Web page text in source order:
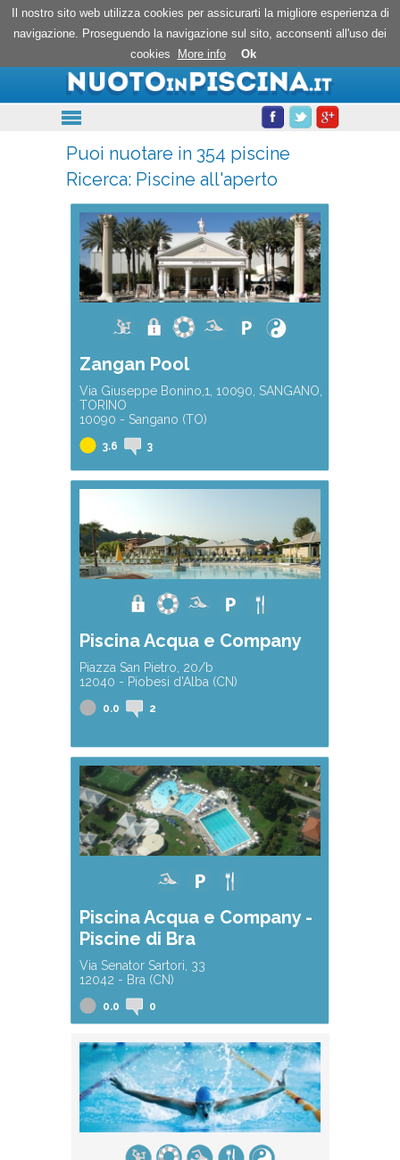
Nuoto in piscina
Puoi nuotare in 354 piscine
Ricerca: Piscine all'aperto
Zangan Pool
Via Giuseppe Bonino,1, 10090, SANGANO,
TORINO
10090 - Sangano (TO)
3.6 3
Piscina Acqua e Company
Piazza San Pietro, 20/b
12040 - Piobesi d'Alba (CN)
0.0 2
Piscina Acqua e Company -
Piscine di Bra
Via Senator Sartori, 33
12042 - Bra (CN)
0.0 0
Il nostro sito web utilizza cookies per assicurarti la migliore esperienza di
navigazione. Proseguendo la navigazione sul sito, acconsenti all'uso dei
cookies
More info Ok